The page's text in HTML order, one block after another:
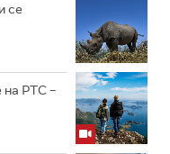
се
на РТС –